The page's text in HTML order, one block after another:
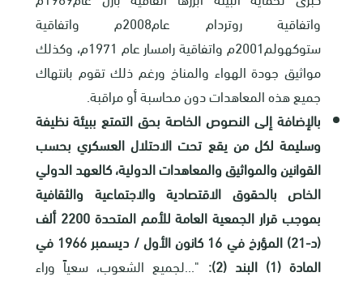
واتفاقية روتردام عام2008م واتفاقية
ستوكهولم2001م واتفاقية رامسار عام 1971م، وكذلك
مواثيق جودة الهواء والمناخ ورغم ذلك تقوم بانتهاك
جميع هذه المعاهدات دون محاسبة أو مراقبة.
بالإضافة إلى النصوص الخاصة بحق التمتع ببيئة نظيفة
وسليمة لكل من يقع تحت الاحتلال العسكري بحسب
القوانين والمواثيق والمعاهدات الدولية، كالعهد الدولي
الخاص بالحقوق الاقتصادية والاجتماعية والثقافية
بموجب قرار الجمعية العامة للأمم المتحدة 2200 ألف
(د-21) المؤرخ في 16 كانون الأول / ديسمبر 1966 في
المادة (1) البند (2):
"...لجميع الشعوب، سعياً وراء